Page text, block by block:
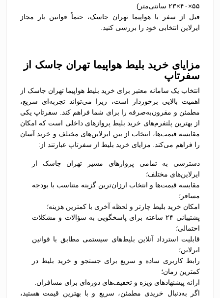
۵۵×۴۰×۲۳ سانتی‌متر)
قبل از سفر با هواپیما تهران جاسک، حتماً قوانین بار مجاز
ایرلاین انتخابی خود را بررسی کنید.
مزایای خرید بلیط هواپیما تهران جاسک از
سفرتاپ
انتخاب یک سامانه معتبر برای خرید بلیط هواپیما تهران جاسک از
اهمیت بالایی برخوردار است، زیرا می‌تواند تجربه‌ای سریع،
مطمئن و مقرون‌به‌صرفه را برای شما فراهم کند. سفرتاپ یکی
از بهترین پلتفرم‌های خرید بلیط پروازهای داخلی است که امکان
مقایسه قیمت‌ها، انتخاب از بین ایرلاین‌های مختلف و خرید آسان
را فراهم می‌کند. مزایای خرید بلیط از سفرتاپ عبارتند از:
دسترسی به تمامی پروازهای مسیر تهران جاسک از
ایرلاین‌های مختلف؛
مقایسه قیمت‌ها و انتخاب ارزان‌ترین گزینه متناسب با بودجه
مسافر؛
امکان خرید بلیط چارتر و لحظه آخری با کمترین هزینه؛
پشتیبانی ۲۴ ساعته برای پاسخگویی به سؤالات و مشکلات
احتمالی؛
قابلیت استرداد آنلاین بلیط‌های سیستمی مطابق با قوانین
ایرلاین؛
رابط کاربری ساده و سریع برای جستجو و خرید بلیط در
کمترین زمان؛
ارائه پیشنهادهای ویژه و تخفیف‌های دوره‌ای برای مسافران.
اگر به‌دنبال خریدی مطمئن، سریع و با بهترین قیمت هستید،